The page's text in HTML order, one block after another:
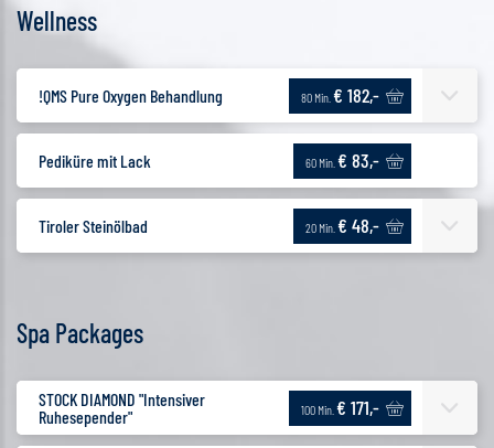
Wellness
!QMS Pure Oxygen Behandlung 80 Min. € 182,-
Pediküre mit Lack 60 Min. € 83,-
Tiroler Steinölbad 20 Min. € 48,-
Spa Packages
STOCK DIAMOND "Intensiver
Ruhesepender"
100 Min. € 171,-